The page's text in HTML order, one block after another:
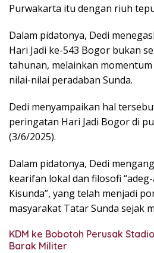
a
i
Purwakarta itu dengan riuh
Dalam pidatonya, Dedi
Hari Jadi ke-543 Bogor bukan
tahunan, melainkan
nilai-nilai peradaban Sunda.
Dedi menyampaikan hal
peringatan Hari Jadi Bogor di
(3/6/2025).
Dalam pidatonya, Dedi
kearifan lokal dan filosofi
Kisunda”, yang telah menjadi
masyarakat Tatar Sunda sejak
KDM ke Bobotoh Perusak
Barak Militer